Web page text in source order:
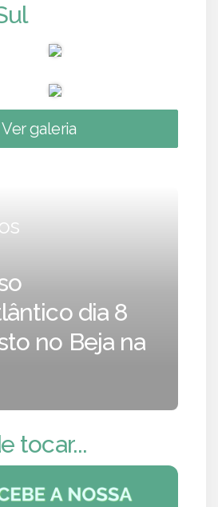
Ver galeria
dia 8
no Beja na
tocar...